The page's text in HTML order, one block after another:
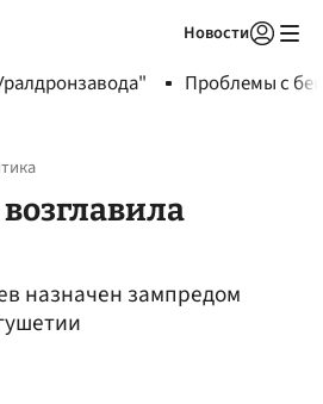
Новости
Проблемы с
назначен зампредом